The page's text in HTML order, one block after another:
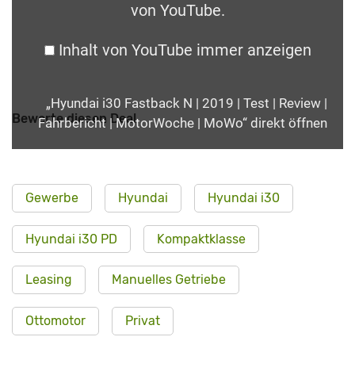
von YouTube.
Inhalt von YouTube immer anzeigen
„Hyundai i30 Fastback N | 2019 | Test | Review |
Fahrbericht | MotorWoche | MoWo“ direkt öffnen
Bewerte diesen Deal
Gewerbe Hyundai Hyundai i30
Hyundai i30 PD Kompaktklasse
Leasing Manuelles Getriebe
Ottomotor Privat